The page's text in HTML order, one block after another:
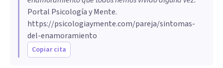
Portal Psicología y Mente.
https://psicologiaymente.com/pareja/sintomas-
del-enamoramiento
Copiar cita